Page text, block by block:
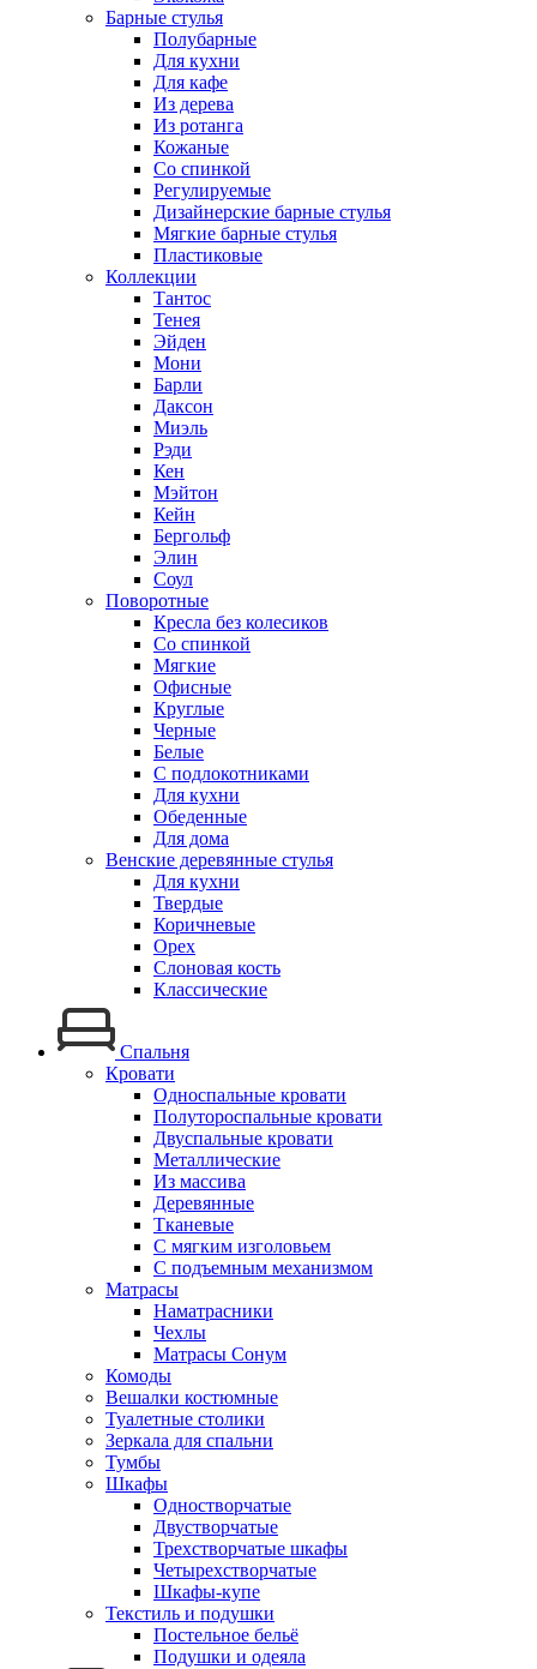
Барные стулья
Полубарные
Для кухни
Для кафе
Из дерева
Из ротанга
Кожаные
Со спинкой
Регулируемые
Дизайнерские барные стулья
Мягкие барные стулья
Пластиковые
Коллекции
Тантос
Тенея
Эйден
Мони
Барли
Даксон
Миэль
Рэди
Кен
Мэйтон
Кейн
Бергольф
Элин
Соул
Поворотные
Кресла без колесиков
Со спинкой
Мягкие
Офисные
Круглые
Черные
Белые
С подлокотниками
Для кухни
Обеденные
Для дома
Венские деревянные стулья
Для кухни
Твердые
Коричневые
Орех
Слоновая кость
Классические
Спальня
Кровати
Односпальные кровати
Полутороспальные кровати
Двуспальные кровати
Металлические
Из массива
Деревянные
Тканевые
С мягким изголовьем
С подъемным механизмом
Матрасы
Наматрасники
Чехлы
Матрасы Сонум
Комоды
Вешалки костюмные
Туалетные столики
Зеркала для спальни
Тумбы
Шкафы
Одностворчатые
Двустворчатые
Трехстворчатые шкафы
Четырехстворчатые
Шкафы-купе
Текстиль и подушки
Постельное бельё
Подушки и одеяла